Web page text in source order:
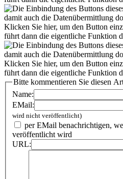
Bitte kommentieren Sie diesen
Name:
EMail:
wird nicht veröffentlicht)
per EMail benachrichtigen,
veröffentlicht wird
URL: